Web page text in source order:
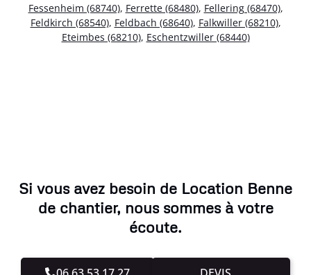
Fessenheim (68740), Ferrette (68480), Fellering (68470),
Feldkirch (68540), Feldbach (68640), Falkwiller (68210),
Eteimbes (68210), Eschentzwiller (68440)
Si vous avez besoin de Location Benne
de chantier, nous sommes à votre
écoute.